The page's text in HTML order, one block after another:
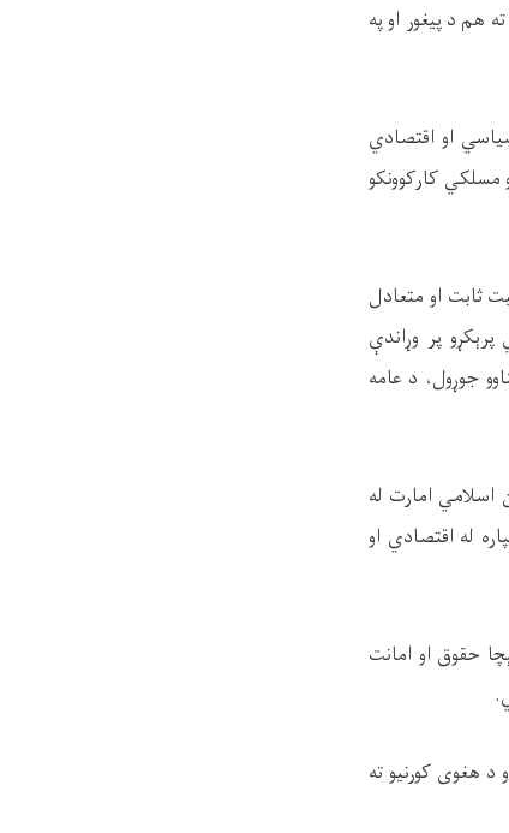
هم د پيغور او په
او اقتصادي
مسلکي کارکوونکو
ثابت او متعادل
پر وړاندې
جوړول، د عامه
اسلامي امارت له
له اقتصادي او
حقوق او امانت
د هغوی کورنیو ته